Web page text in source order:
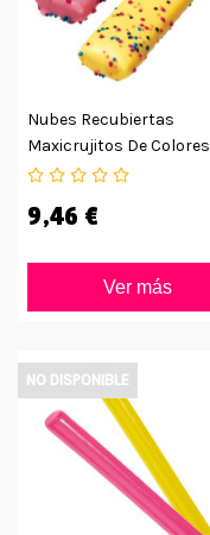
Nubes Recubiertas
Maxicrujitos De Colores
75ud
9,46 €
Ver más
NO DISPONIBLE